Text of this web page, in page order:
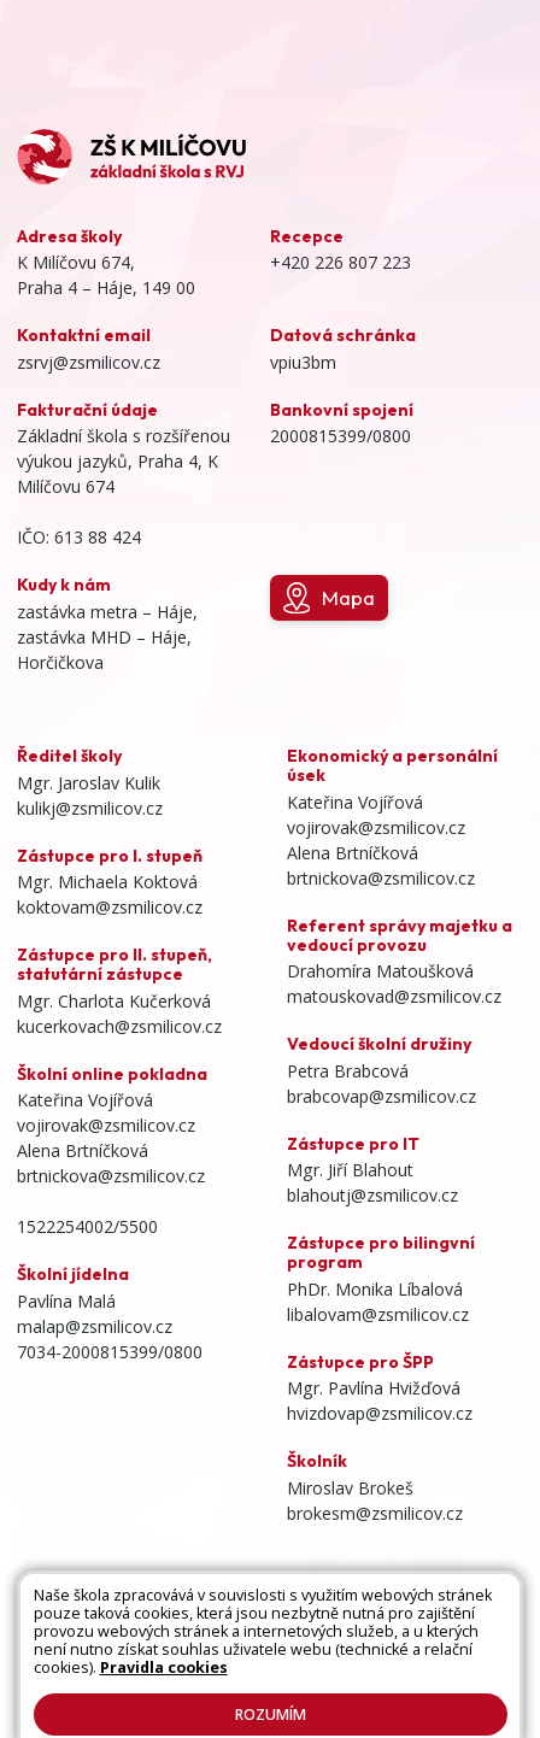
Adresa školy
K Milíčovu 674,
Praha 4 – Háje, 149 00
Recepce
+420 226 807 223
Kontaktní email
zsrvj@zsmilicov.cz
Datová schránka
vpiu3bm
Fakturační údaje
Základní škola s rozšířenou
výukou jazyků, Praha 4, K
Milíčovu 674
IČO: 613 88 424
Bankovní spojení
2000815399/0800
Kudy k nám
zastávka metra – Háje,
zastávka MHD – Háje,
Horčičkova
Mapa
Ředitel školy
Mgr. Jaroslav Kulik
kulikj@zsmilicov.cz
Zástupce pro I. stupeň
Mgr. Michaela Koktová
koktovam@zsmilicov.cz
Zástupce pro II. stupeň,
statutární zástupce
Mgr. Charlota Kučerková
kucerkovach@zsmilicov.cz
Školní online pokladna
Kateřina Vojířová
vojirovak@zsmilicov.cz
Alena Brtníčková
brtnickova@zsmilicov.cz
1522254002/5500
Školní jídelna
Pavlína Malá
malap@zsmilicov.cz
7034-2000815399/0800
Ekonomický a personální
úsek
Kateřina Vojířová
vojirovak@zsmilicov.cz
Alena Brtníčková
brtnickova@zsmilicov.cz
Referent správy majetku a
vedoucí provozu
Drahomíra Matoušková
matouskovad@zsmilicov.cz
Vedoucí školní družiny
Petra Brabcová
brabcovap@zsmilicov.cz
Zástupce pro IT
Mgr. Jiří Blahout
blahoutj@zsmilicov.cz
Zástupce pro bilingvní
program
PhDr. Monika Líbalová
libalovam@zsmilicov.cz
Zástupce pro ŠPP
Mgr. Pavlína Hvižďová
hvizdovap@zsmilicov.cz
Školník
Miroslav Brokeš
brokesm@zsmilicov.cz
Všechna práva vyhrazena. Copyright © 2026 |
Mapa stránek|Kontakty|Přihlásit|Prohlášení
o přístupnosti|
Naše škola zpracovává v souvislosti s využitím webových stránek
pouze taková cookies, která jsou nezbytně nutná pro zajištění
provozu webových stránek a internetových služeb, a u kterých
není nutno získat souhlas uživatele webu (technické a relační
cookies). Pravidla cookies
ROZUMÍM